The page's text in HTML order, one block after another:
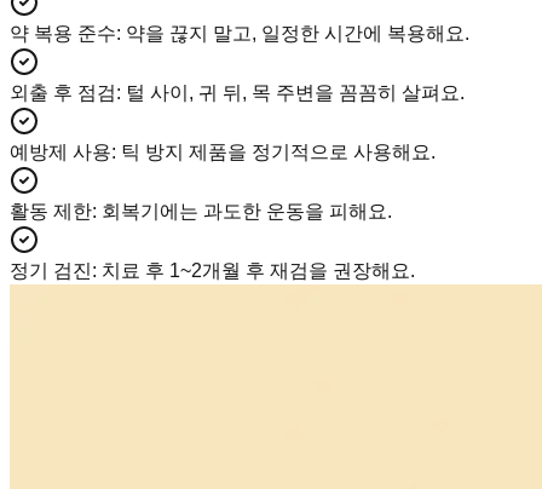
약 복용 준수: 약을 끊지 말고, 일정한 시간에 복용해요.
외출 후 점검: 털 사이, 귀 뒤, 목 주변을 꼼꼼히 살펴요.
예방제 사용: 틱 방지 제품을 정기적으로 사용해요.
활동 제한: 회복기에는 과도한 운동을 피해요.
정기 검진: 치료 후 1~2개월 후 재검을 권장해요.